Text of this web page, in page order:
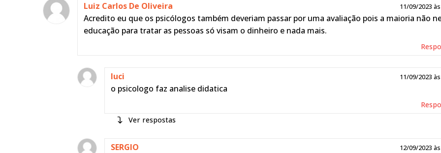
Luiz Carlos De Oliveira 11/09/2023
Acredito eu que os psicólogos também deveriam passar por uma avaliação pois a maioria não
educação para tratar as pessoas só visam o dinheiro e nada mais.
luci 11/09/2023
o psicologo faz analise didatica
respostas
17/09/2023
SERGIO 12/09/2023